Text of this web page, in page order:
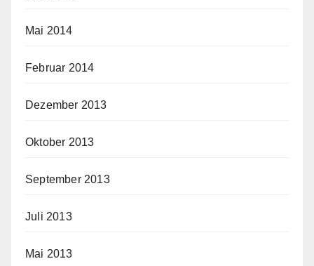
Mai 2014
Februar 2014
Dezember 2013
Oktober 2013
September 2013
Juli 2013
Mai 2013